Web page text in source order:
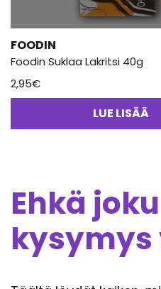
FOODIN
Foodin Suklaa Lakritsi 40g
2,95€
LUE LISÄÄ
Ehkä joku
kysymys